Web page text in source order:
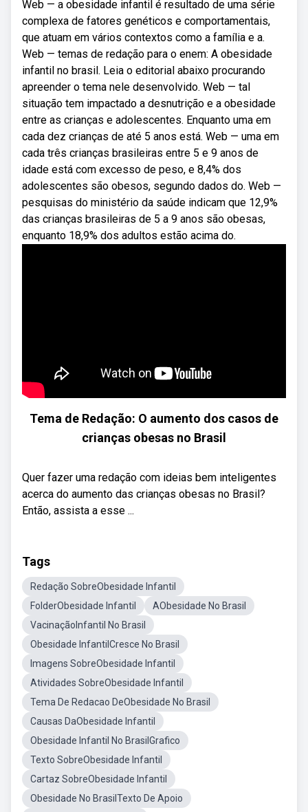
Web — a obesidade infantil é resultado de uma série
complexa de fatores genéticos e comportamentais,
que atuam em vários contextos como a família e a.
Web — temas de redação para o enem: A obesidade
infantil no brasil. Leia o editorial abaixo procurando
apreender o tema nele desenvolvido. Web — tal
situação tem impactado a desnutrição e a obesidade
entre as crianças e adolescentes. Enquanto uma em
cada dez crianças de até 5 anos está. Web — uma em
cada três crianças brasileiras entre 5 e 9 anos de
idade está com excesso de peso, e 8,4% dos
adolescentes são obesos, segundo dados do. Web —
pesquisas do ministério da saúde indicam que 12,9%
das crianças brasileiras de 5 a 9 anos são obesas,
enquanto 18,9% dos adultos estão acima do.
Tema de Redação: O aumento dos casos de
crianças obesas no Brasil
Quer fazer uma redação com ideias bem inteligentes
acerca do aumento das crianças obesas no Brasil?
Então, assista a esse ...
Tags
Redação SobreObesidade Infantil
FolderObesidade Infantil
AObesidade No Brasil
VacinaçãoInfantil No Brasil
Obesidade InfantilCresce No Brasil
Imagens SobreObesidade Infantil
Atividades SobreObesidade Infantil
Tema De Redacao DeObesidade No Brasil
Causas DaObesidade Infantil
Obesidade Infantil No BrasilGrafico
Texto SobreObesidade Infantil
Cartaz SobreObesidade Infantil
Obesidade No BrasilTexto De Apoio